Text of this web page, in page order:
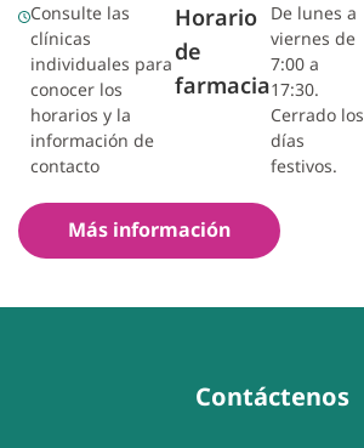
Consulte las
clínicas
individuales para
conocer los
horarios y la
información de
contacto
Horario
de
farmacia
De lunes a
viernes de
7:00 a
17:30.
Cerrado los
días
festivos.
Más información
Contáctenos